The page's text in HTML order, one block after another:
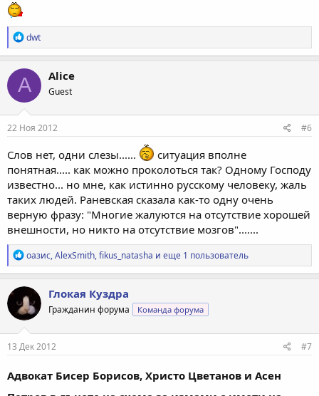
Р
е
а
к
ц
и
и
:
dwt
A Alice
Guest
22 Ноя 2012 #6
Слов нет, одни слезы......
ситуация вполне
понятная..... как можно проколоться так? Одному Господу
известно... но мне, как истинно русскому человеку, жаль
таких людей. Раневская сказала как-то одну очень
верную фразу: "Многие жалуются на отсутствие хорошей
внешности, но никто на отсутствие мозгов".......
Р
е
а
к
ц
и
и
:
оазис,AlexSmith,fikus_natasha и еще 1 пользователь
Глокая Куздра
Гражданин форума Команда форума
13 Дек 2012 #7
Адвокат Бисер Борисов, Христо Цветанов и Асен